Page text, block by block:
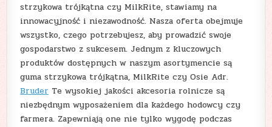
strzykowa trójkątna czy MilkRite, stawiamy na
innowacyjność i niezawodność. Nasza oferta obejmuje
wszystko, czego potrzebujesz, aby prowadzić swoje
gospodarstwo z sukcesem. Jednym z kluczowych
produktów dostępnych w naszym asortymencie są
guma strzykowa trójkątna, MilkRite czy Osie Adr.
Bruder Te wysokiej jakości akcesoria rolnicze są
niezbędnym wyposażeniem dla każdego hodowcy czy
farmera. Zapewniają one nie tylko wygodę podczas